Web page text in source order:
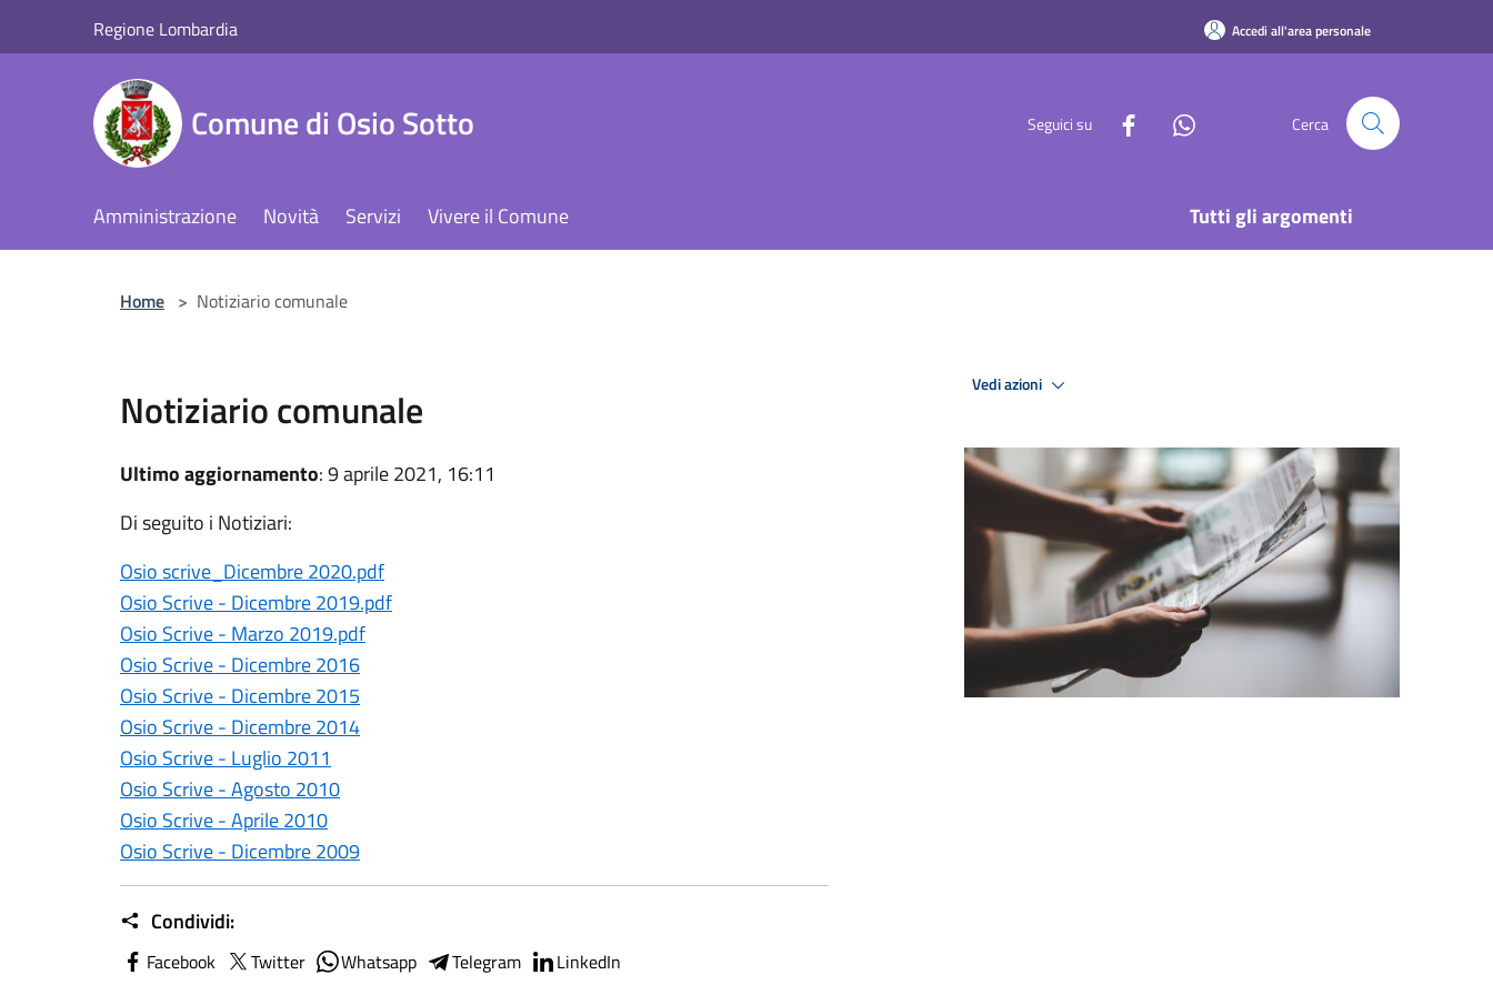
Regione Lombardia Accedi all'area personale
Comune di Osio Sotto Seguici su Cerca
Amministrazione Novità Servizi Vivere il Comune Tutti gli argomenti
Home > Notiziario comunale
Notiziario comunale
Ultimo aggiornamento: 9 aprile 2021, 16:11
Di seguito i Notiziari:
Osio scrive_Dicembre 2020.pdf
Osio Scrive - Dicembre 2019.pdf
Osio Scrive - Marzo 2019.pdf
Osio Scrive - Dicembre 2016
Osio Scrive - Dicembre 2015
Osio Scrive - Dicembre 2014
Osio Scrive - Luglio 2011
Osio Scrive - Agosto 2010
Osio Scrive - Aprile 2010
Osio Scrive - Dicembre 2009
Condividi:
Facebook Twitter Whatsapp Telegram LinkedIn
Vedi azioni